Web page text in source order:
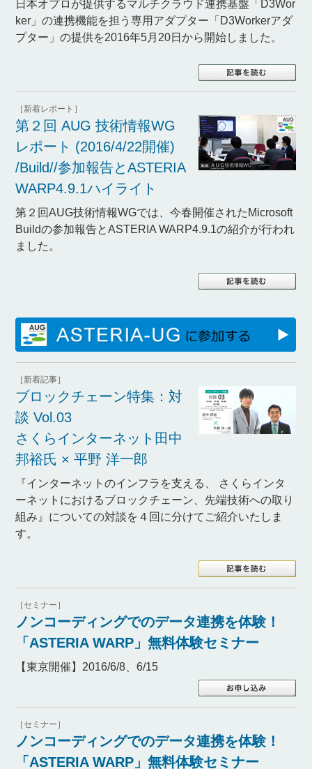
日本オプロが提供するマルチクラウド連携基盤「D3Wor
ker」の連携機能を担う専用アダプター「D3Workerアダ
プター」の提供を2016年5月20日から開始しました。
［新着レポート］
第２回 AUG 技術情報WG
レポート (2016/4/22開催)
/Build//参加報告とASTERIA
WARP4.9.1ハイライト
第２回AUG技術情報WGでは、今春開催されたMicrosoft
Buildの参加報告とASTERIA WARP4.9.1の紹介が行われ
ました。
［新着記事］
ブロックチェーン特集：対
談 Vol.03
さくらインターネット田中
邦裕氏 × 平野 洋一郎
『インターネットのインフラを支える、 さくらインタ
ーネットにおけるブロックチェーン、先端技術への取り
組み』についての対談を４回に分けてご紹介いたしま
す。
［セミナー］
ノンコーディングでのデータ連携を体験！
「ASTERIA WARP」無料体験セミナー
【東京開催】2016/6/8、6/15
［セミナー］
ノンコーディングでのデータ連携を体験！
「ASTERIA WARP」無料体験セミナー